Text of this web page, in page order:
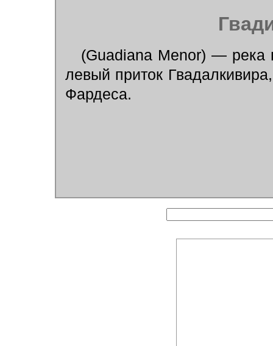
(Guadiana Menor) —
левый приток
Фардеса.